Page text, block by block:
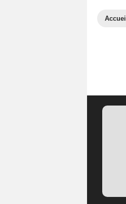
Accueil